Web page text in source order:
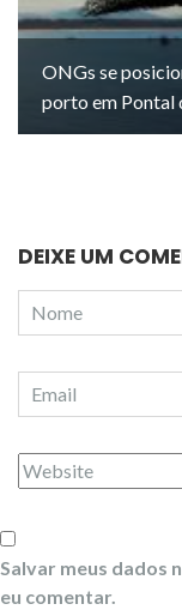
ONGs se
porto em Pontal
DEIXE UM
Salvar meus dados
eu comentar.